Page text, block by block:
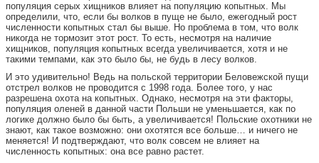
популяция серых хищников влияет на популяцию копытных. Мы
определили, что, если бы волков в пуще не было, ежегодный рост
численности копытных стал бы выше. Но проблема в том, что волк
никогда не тормозит этот рост. То есть, несмотря на наличие
хищников, популяция копытных всегда увеличивается, хотя и не
такими темпами, как это было бы, не будь в лесу волков.
И это удивительно! Ведь на польской территории Беловежской пущи
отстрел волков не проводится с 1998 года. Более того, у нас
разрешена охота на копытных. Однако, несмотря на эти факторы,
популяция оленей в данной части Польши не уменьшается, как по
логике должно было бы быть, а увеличивается! Польские охотники не
знают, как такое возможно: они охотятся все больше… и ничего не
меняется! И подтверждают, что волк совсем не влияет на
численность копытных: она все равно растет.